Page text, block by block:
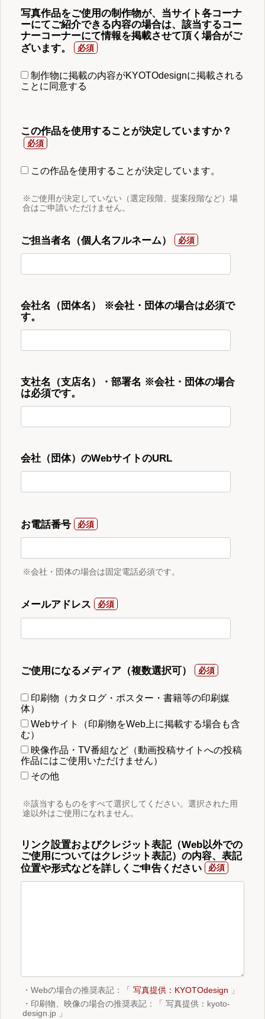
写真作品をご使用の制作物が、当サイト各コーナ
ーにてご紹介できる内容の場合は、該当するコー
ナーコーナーにて情報を掲載させて頂く場合がご
ざいます。
制作物に掲載の内容がKYOTOdesignに掲載される
ことに同意する
この作品を使用することが決定していますか？
この作品を使用することが決定しています。
※ご使用が決定していない（選定段階、提案段階など）場
合はご申請いただけません。
ご担当者名（個人名フルネーム）
会社名（団体名） ※会社・団体の場合は必須で
す。
支社名（支店名）・部署名 ※会社・団体の場合
は必須です。
会社（団体）のWebサイトのURL
お電話番号
※会社・団体の場合は固定電話必須です。
メールアドレス
ご使用になるメディア（複数選択可）
印刷物（カタログ・ポスター・書籍等の印刷媒
体）
Webサイト（印刷物をWeb上に掲載する場合も含
む）
映像作品・TV番組など（動画投稿サイトへの投稿
作品にはご使用いただけません）
その他
※該当するものをすべて選択してください。選択された用
途以外はご使用になれません。
リンク設置およびクレジット表記（Web以外での
ご使用についてはクレジット表記）の内容、表記
位置や形式などを詳しくご申告ください
・Webの場合の推奨表記：「 写真提供：KYOTOdesign 」
・印刷物、映像の場合の推奨表記：「 写真提供：kyoto-
design.jp 」